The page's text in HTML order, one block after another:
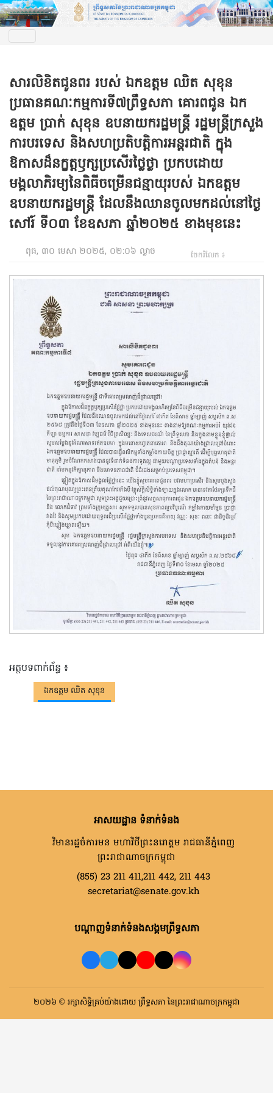
សារលិខិតជូនពរ របស់ ឯកឧត្តម ឈិត សុខុន
ប្រធានគណៈកម្មការទី៧ព្រឹទ្ធសភា គោរពជូន ឯក
ឧត្តម ប្រាក់ សុខុន ឧបនាយករដ្ឋមន្ត្រី រដ្ឋមន្ត្រីក្រសួង
ការបរទេស និងសហប្រតិបត្តិការអន្តរជាតិ ក្នុង
ឱកាសដ៏នក្ខត្តឫក្សប្រសើរថ្លៃថ្លា ប្រកបដោយ
មង្គលាភិរម្យនៃពិធីចម្រើនជន្មាយុរបស់ ឯកឧត្តម
ឧបនាយករដ្ឋមន្ត្រី ដែលនឹងឈានចូលមកដល់នៅថ្ងៃ
សៅរ៍ ទី០៣ ខែឧសភា ឆ្នាំ២០២៥ ខាងមុខនេះ
ពុធ, ៣០ មេសា ២០២៥, ០២:០៦ ល្ងាច ចែករំលែក ៖
អត្ថបទពាក់ព័ន្ធ ៖
ឯកឧត្តម ឈិត សុខុន
អាសយដ្ឋាន ទំនាក់ទំនង
វិមានរដ្ឋចំការមន មហាវិថីព្រះនរោត្តម រាជធានីភ្នំពេញ
ព្រះរាជាណាចក្រកម្ពុជា
(855) 23 211 411,211 442, 211 443
secretariat@senate.gov.kh
បណ្តាញទំនាក់ទំនងសង្គមព្រឹទ្ធសភា
២០២៦ © រក្សាសិទ្ធិគ្រប់យ៉ាងដោយ ព្រឹទ្ធសភា នៃព្រះរាជាណាចក្រកម្ពុជា